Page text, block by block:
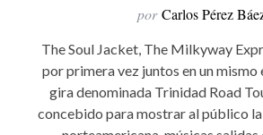
por Carlos Pérez
The Soul Jacket, The Milkyway
por primera vez juntos en un mismo
gira denominada Trinidad Road
concebido para mostrar al público la